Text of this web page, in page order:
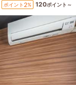
ポイント 2% 120ポイント～